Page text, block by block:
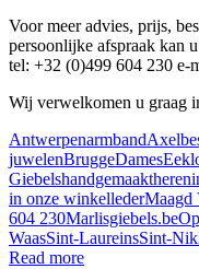
Voor meer advies, prijs,
persoonlijke afspraak kan
tel: +32 (0)499 604 230 e-
Wij verwelkomen u graag
AntwerpenarmbandAxel
juwelenBruggeDames
Giebelshandgemaaktheren
in onze winkellederMaagd
604 230Marlisgiebels.be
WaasSint-LaureinsSint-
Read more